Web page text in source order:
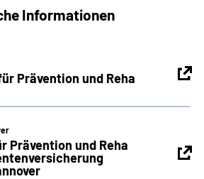
Informationen
Prävention und Reha
Prävention und Reha